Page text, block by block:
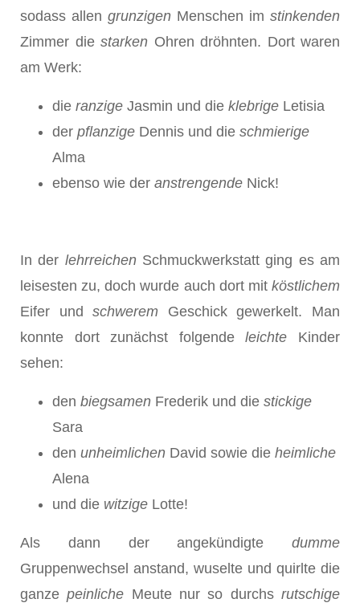
sodass allen grunzigen Menschen im stinkenden
Zimmer die starken Ohren dröhnten. Dort waren
am Werk:
die ranzige Jasmin und die klebrige Letisia
der pflanzige Dennis und die schmierige
Alma
ebenso wie der anstrengende Nick!
In der lehrreichen Schmuckwerkstatt ging es am
leisesten zu, doch wurde auch dort mit köstlichem
Eifer undschwerem Ge­schick gewerkelt. Man
konnte dort zunächst folgendeleichte Kinder
sehen:
den biegsamen Frederik und die stickige
Sara
den unheimlichen David sowie die heimliche
Alena
und die witzige Lotte!
Als dann der angekündigte dumme
Gruppenwechsel anstand, wuselte und quirlte die
ganzepeinliche Meute nur so durchsrutschige